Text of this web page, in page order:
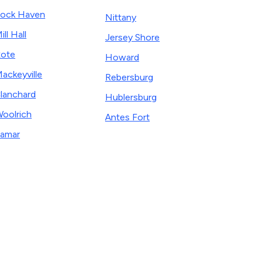
Haven
Hall
Nittany
Jersey Shore
Howard
Rebersburg
Hublersburg
Antes Fort